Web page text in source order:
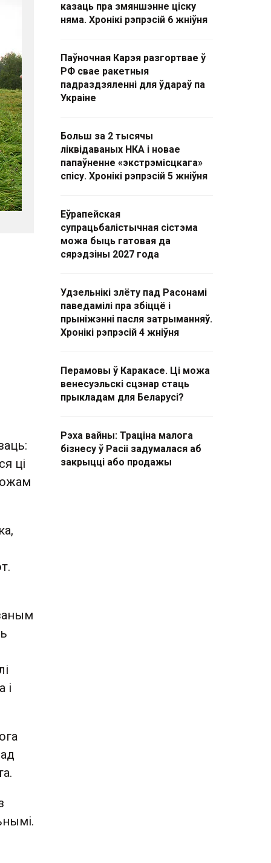
ці
і
казаць пра змяншэнне ціску
няма. Хронікі рэпрэсій 6 жніўня
Паўночная Карэя разгортвае ў
РФ свае ракетныя
падраздзяленні для ўдараў па
Украіне
Больш за 2 тысячы
ліквідаваных НКА і новае
папаўненне «экстрэмісцкага»
спісу. Хронікі рэпрэсій 5 жніўня
Еўрапейская
супрацьбалістычная сістэма
можа быць гатовая да
сярэдзіны 2027 года
Удзельнікі злёту пад Расонамі
паведамілі пра збіццё і
прыніжэнні пасля затрыманняў.
Хронікі рэпрэсій 4 жніўня
Перамовы ў Каракасе. Ці можа
венесуэльскі сцэнар стаць
прыкладам для Беларусі?
Рэха вайны: Траціна малога
бізнесу ў Расіі задумалася аб
закрыцці або продажы